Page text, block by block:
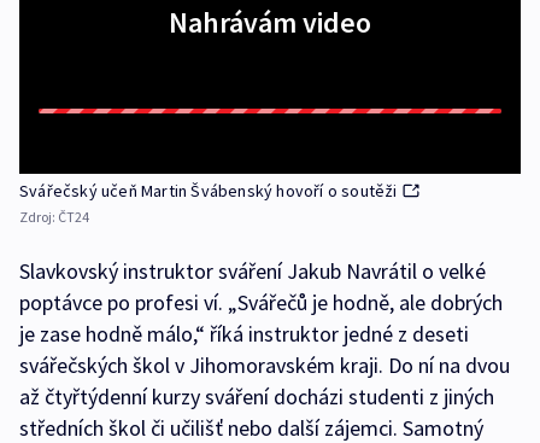
Nahrávám video
Svářečský učeň Martin Švábenský hovoří o soutěži
Zdroj: ČT24
Slavkovský instruktor sváření Jakub Navrátil o velké
poptávce po profesi ví. „Svářečů je hodně, ale dobrých
je zase hodně málo,“ říká instruktor jedné z deseti
svářečských škol v Jihomoravském kraji. Do ní na dvou
až čtyřtýdenní kurzy sváření docházi studenti z jiných
středních škol či učilišť nebo další zájemci. Samotný